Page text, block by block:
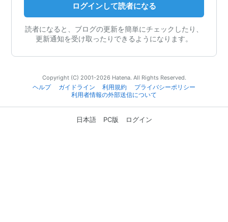
ログインして読者になる
読者になると、ブログの更新を簡単にチェックしたり、
更新通知を受け取ったりできるようになります。
Copyright (C) 2001-2026 Hatena. All Rights Reserved.
ヘルプ
ガイドライン 利用規約
プライバシーポリシー
利用者情報の外部送信について
日本語 PC版 ログイン